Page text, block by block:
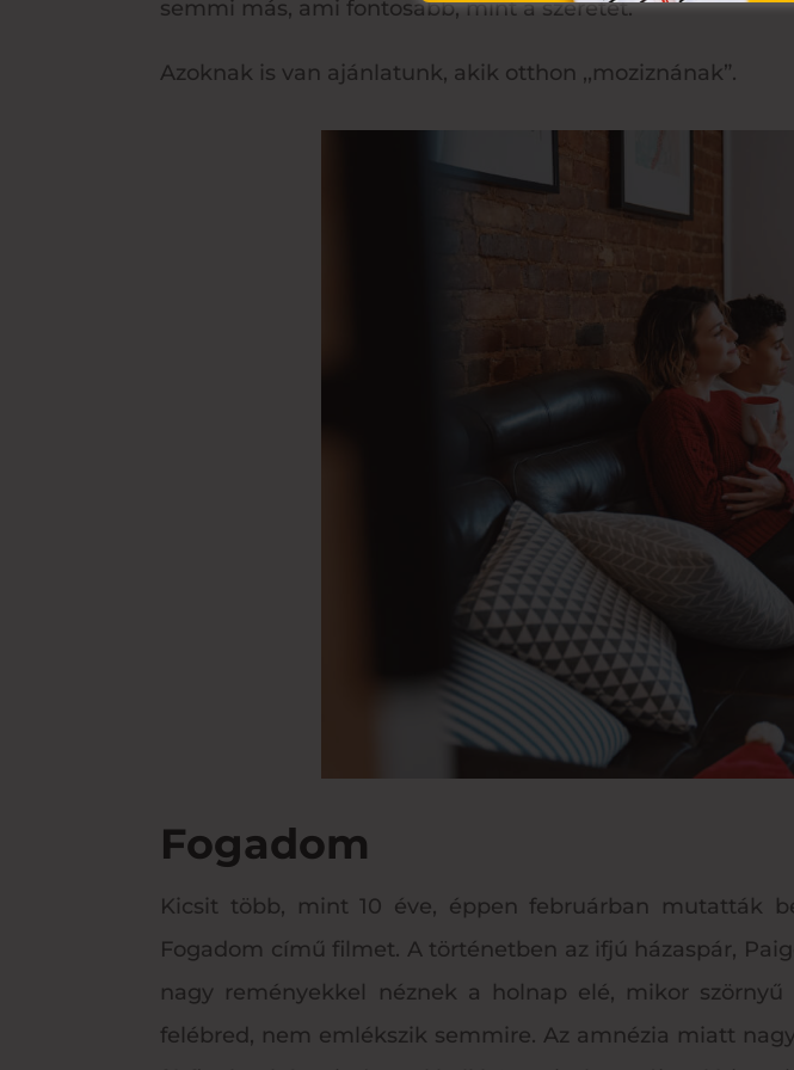
semmi más, ami fontosabb, mint a szeretet.
Azoknak is van ajánlatunk, akik otthon ,,moziznának”.
Fogadom
Kicsit több, mint 10 éve, éppen februárban mutatták
Fogadom című filmet. A történetben az ifjú házaspár,
nagy reményekkel néznek a holnap elé, mikor
felébred, nem emlékszik semmire. Az amnézia miatt